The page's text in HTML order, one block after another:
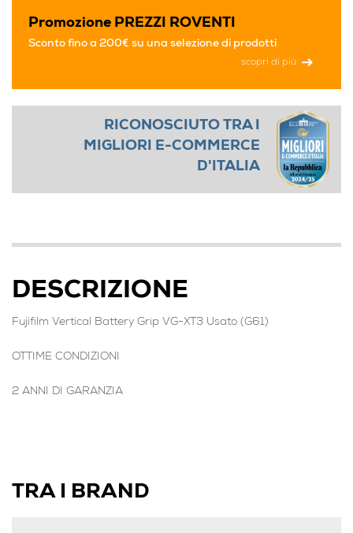
Promozione PREZZI ROVENTI
Sconto fino a 200€ su una selezione di prodotti
scopri di più
RICONOSCIUTO TRA I
MIGLIORI E-COMMERCE
D'ITALIA
DESCRIZIONE
Fujifilm Vertical Battery Grip VG-XT3 Usato (G61)
OTTIME CONDIZIONI
2 ANNI DI GARANZIA
TRA I BRAND